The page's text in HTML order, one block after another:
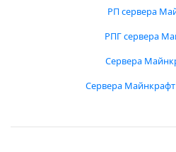
РП сервера
РПГ сервера
Сервера
Сервера